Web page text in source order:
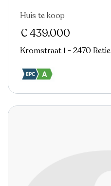
Huis te koop
€ 439.000
Kromstraat 1 - 2470 Retie